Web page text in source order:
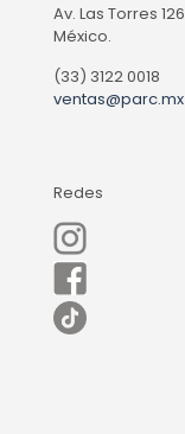
Av. Las Torres
México.
(33) 3122 0018
ventas@parc.mx
Redes